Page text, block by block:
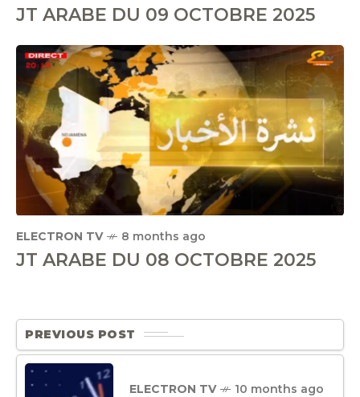
JT ARABE DU 09 OCTOBRE 2025
ELECTRON TV 8 months ago
JT ARABE DU 08 OCTOBRE 2025
PREVIOUS POST
ELECTRON TV 10 months ago